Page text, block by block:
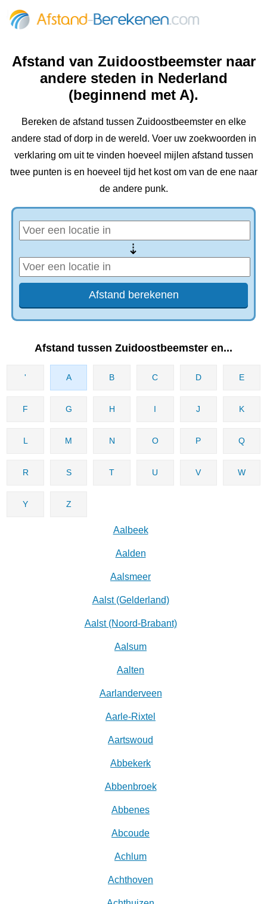
Afstand van Zuidoostbeemster naar
andere steden in Nederland
(beginnend met A).
Bereken de afstand tussen Zuidoostbeemster en elke
andere stad of dorp in de wereld. Voer uw zoekwoorden in
verklaring om uit te vinden hoeveel mijlen afstand tussen
twee punten is en hoeveel tijd het kost om van de ene naar
de andere punk.
⇢
Afstand tussen Zuidoostbeemster en...
' A B C D E
F G H I J K
L M N O P Q
R S T U V W
Y Z
Aalbeek
Aalden
Aalsmeer
Aalst (Gelderland)
Aalst (Noord-Brabant)
Aalsum
Aalten
Aarlanderveen
Aarle-Rixtel
Aartswoud
Abbekerk
Abbenbroek
Abbenes
Abcoude
Achlum
Achthoven